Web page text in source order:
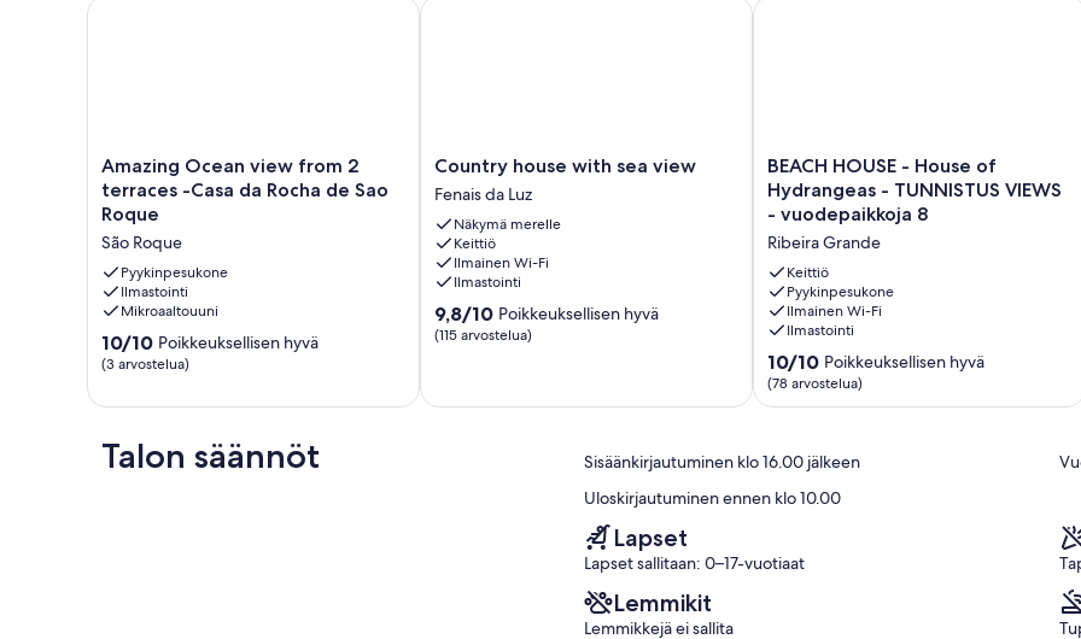
Amazing
Ocean
view
from
2
terraces
-
Casa
da
Rocha
Sao
São
Roque
Amazing Ocean view from 2
terraces -Casa da Rocha de Sao
Roque
São Roque
Pyykinpesukone
Ilmastointi
Mikroaaltouuni
10.0
kautta
Poikkeuksellisen
(3
arvostelua)
10/10 Poikkeuksellisen hyvä
(3 arvostelua)
Amazing Ocean view from 2 terraces -Casa da Rocha de Sao Roque
Country
house
with
sea
view
Fenais
da
Luz
Country house with sea view
Fenais da Luz
Näkymä merelle
Keittiö
Ilmainen Wi-Fi
Ilmastointi
9.8
kautta
9,8/10 Poikkeuksellisen hyvä
(115 arvostelua)
Country house with sea view
BEACH
HOUSE
House
of
Hydrangeas
-
TUNNISTUS
VIEWS
-
vuodepaikkoja
8
BEACH HOUSE - House of
Hydrangeas - TUNNISTUS VIEWS
- vuodepaikkoja 8
Ribeira Grande
Keittiö
Pyykinpesukone
Ilmainen Wi-Fi
Ilmastointi
10.0
kautta
10,
(78
arvostelua)
10/10 Poikkeuksellisen hyvä
(78 arvostelua)
BEACH HOUSE - House of
Talon säännöt Sisäänkirjautuminen klo 16.00 jälkeen
Uloskirjautuminen ennen klo 10.00
Lapset
Lapset sallitaan: 0–17-vuotiaat
Lemmikit
Lemmikkejä ei sallita